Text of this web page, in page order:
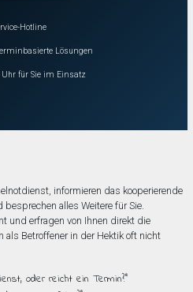
Hotline
Lösungen
für Sie im Einsatz
informieren das kooperierende
alles Weitere für Sie.
und erfragen von Ihnen direkt die
Betroffener in der Hektik oft nicht
oder reicht ein Termin?”